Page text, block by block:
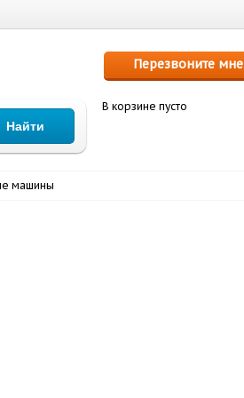
Перезвоните мне
В корзине пусто
машины